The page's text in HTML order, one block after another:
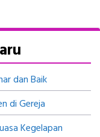
dan Baik
di Gereja
Kegelapan